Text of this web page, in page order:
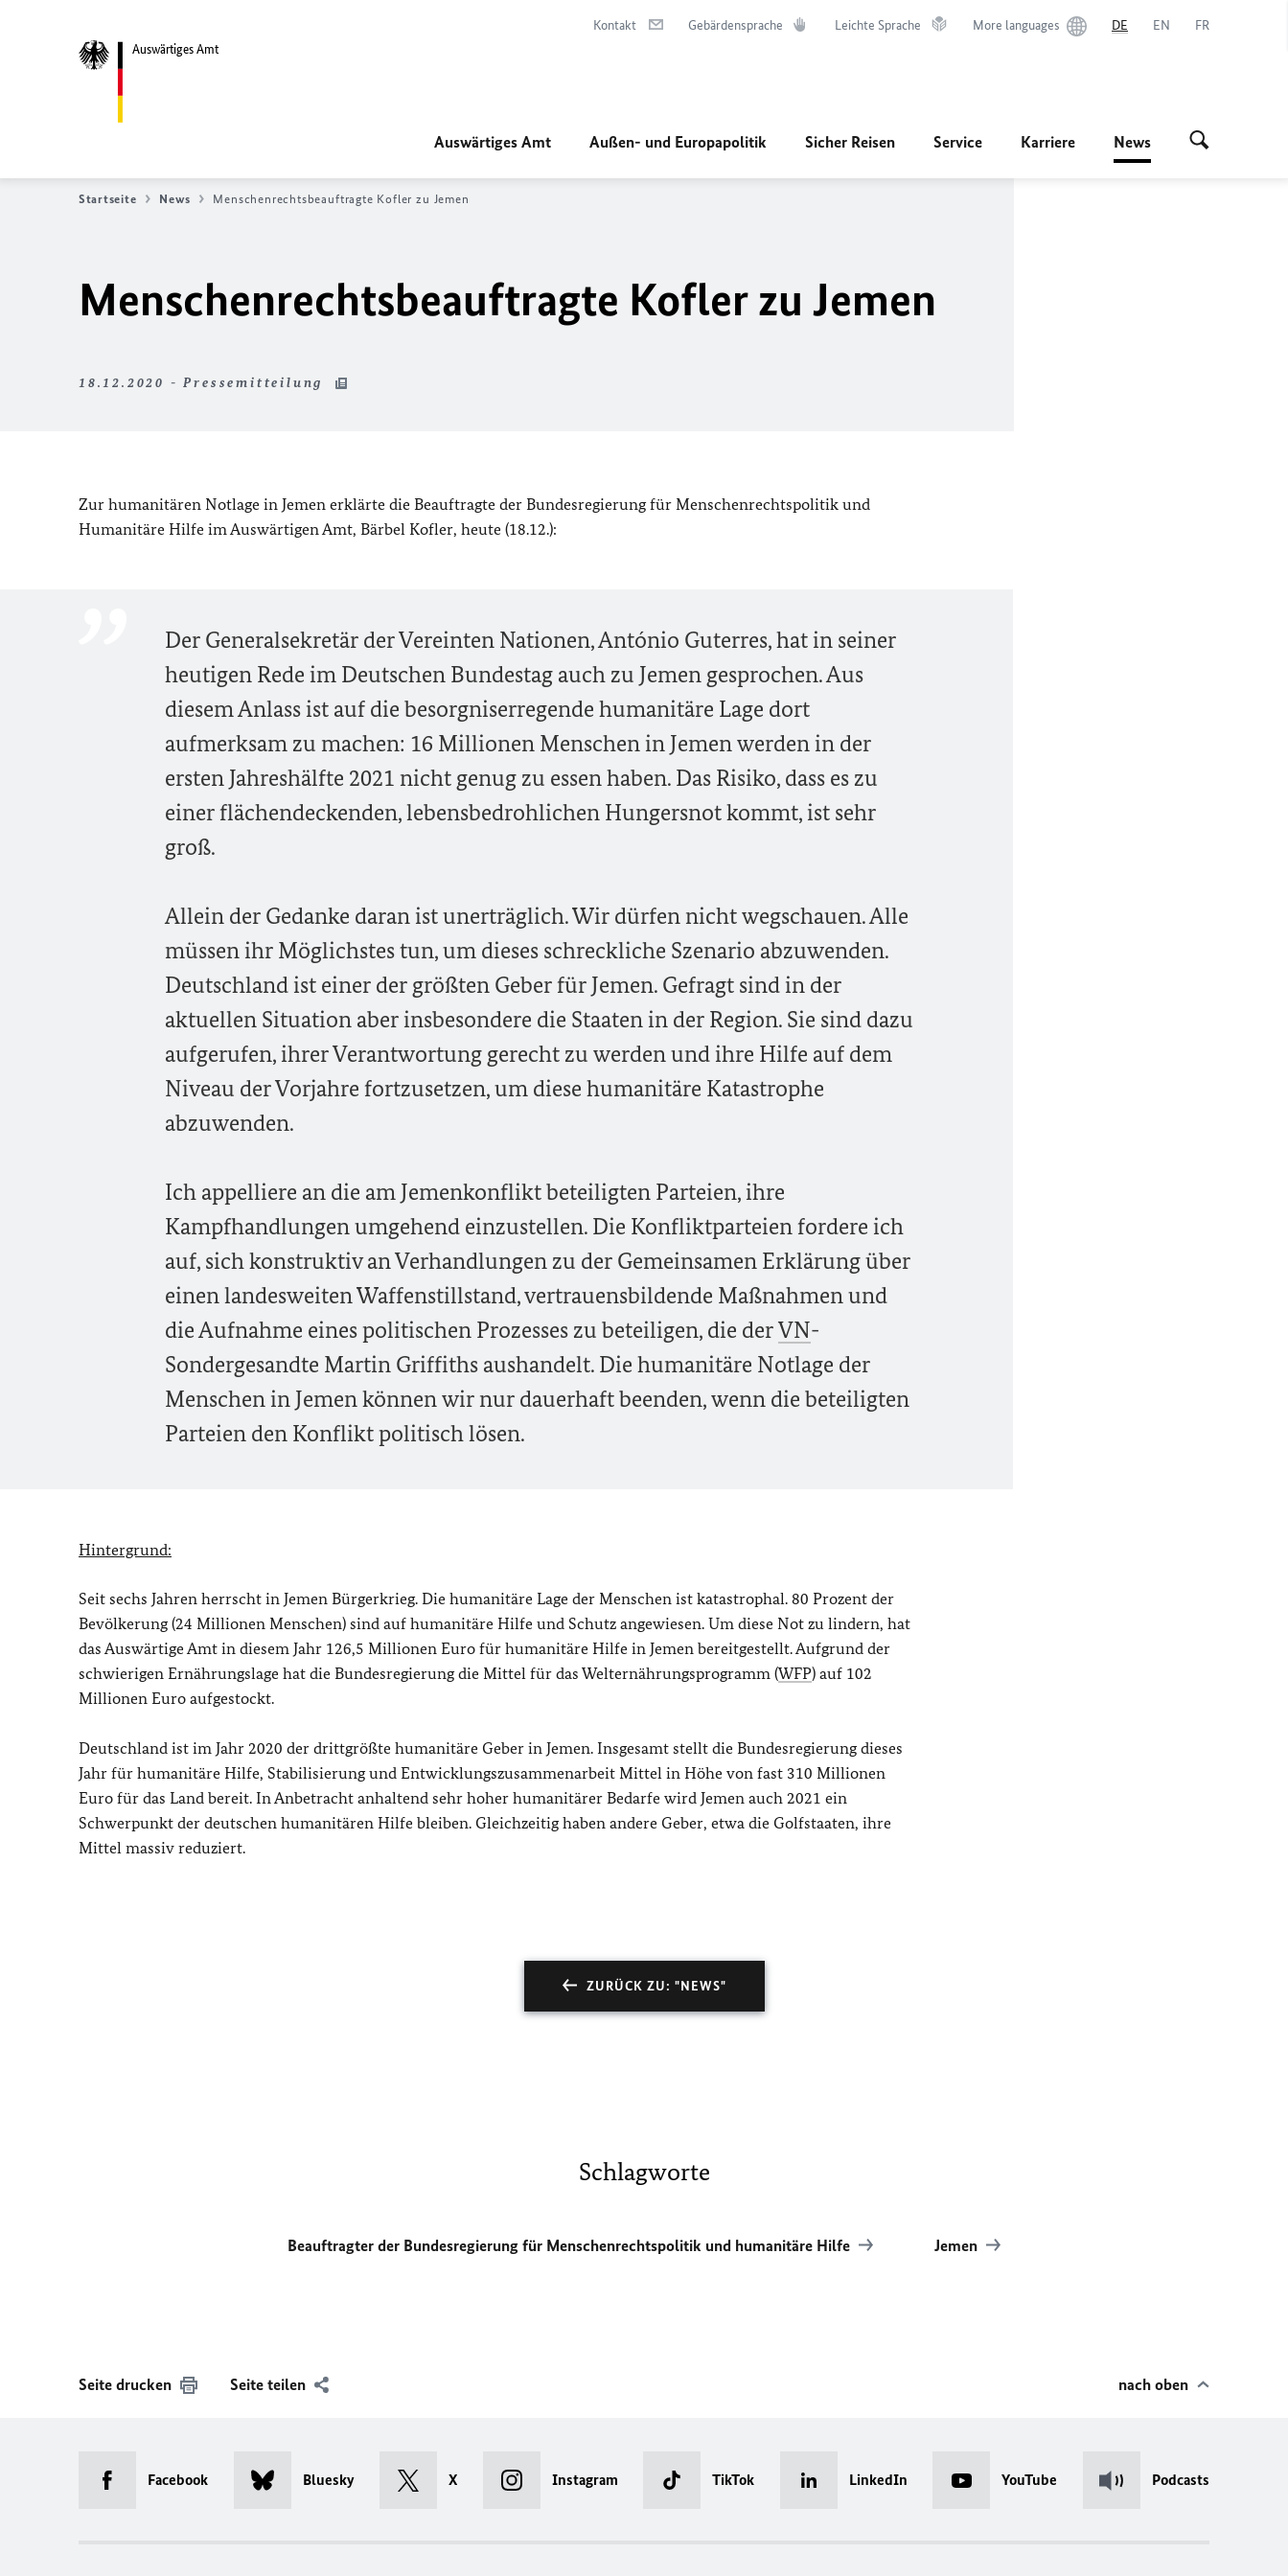
Auswärtiges Amt
Kontakt Gebärdensprache Leichte Sprache More languages DE EN FR
Auswärtiges Amt Außen- und Europapolitik Sicher Reisen Service Karriere News
Startseite News Menschenrechtsbeauftragte Kofler zu Jemen
Menschenrechtsbeauftragte Kofler zu Jemen
18.12.2020 - Pressemitteilung
Zur humanitären Notlage in Jemen erklärte die Beauftragte der Bundesregierung für Menschenrechtspolitik und
Humanitäre Hilfe im Auswärtigen Amt, Bärbel Kofler, heute (18.12.):
Der Generalsekretär der Vereinten Nationen, António Guterres, hat in seiner
heutigen Rede im Deutschen Bundestag auch zu Jemen gesprochen. Aus
diesem Anlass ist auf die besorgniserregende humanitäre Lage dort
aufmerksam zu machen: 16 Millionen Menschen in Jemen werden in der
ersten Jahreshälfte 2021 nicht genug zu essen haben. Das Risiko, dass es zu
einer flächendeckenden, lebensbedrohlichen Hungersnot kommt, ist sehr
groß.
Allein der Gedanke daran ist unerträglich. Wir dürfen nicht wegschauen. Alle
müssen ihr Möglichstes tun, um dieses schreckliche Szenario abzuwenden.
Deutschland ist einer der größten Geber für Jemen. Gefragt sind in der
aktuellen Situation aber insbesondere die Staaten in der Region. Sie sind dazu
aufgerufen, ihrer Verantwortung gerecht zu werden und ihre Hilfe auf dem
Niveau der Vorjahre fortzusetzen, um diese humanitäre Katastrophe
abzuwenden.
Ich appelliere an die am Jemenkonflikt beteiligten Parteien, ihre
Kampfhandlungen umgehend einzustellen. Die Konfliktparteien fordere ich
auf, sich konstruktiv an Verhandlungen zu der Gemeinsamen Erklärung über
einen landesweiten Waffenstillstand, vertrauensbildende Maßnahmen und
die Aufnahme eines politischen Prozesses zu beteiligen, die derVN-
Sondergesandte Martin Griffiths aushandelt. Die humanitäre Notlage der
Menschen in Jemen können wir nur dauerhaft beenden, wenn die beteiligten
Parteien den Konflikt politisch lösen.
Hintergrund:
Seit sechs Jahren herrscht in Jemen Bürgerkrieg. Die humanitäre Lage der Menschen ist katastrophal. 80 Prozent der
Bevölkerung (24 Millionen Menschen) sind auf humanitäre Hilfe und Schutz angewiesen. Um diese Not zu lindern, hat
das Auswärtige Amt in diesem Jahr 126,5 Millionen Euro für humanitäre Hilfe in Jemen bereitgestellt. Aufgrund der
schwierigen Ernährungslage hat die Bundesregierung die Mittel für das Welternährungsprogramm (WFP) auf 102
Millionen Euro aufgestockt.
Deutschland ist im Jahr 2020 der drittgrößte humanitäre Geber in Jemen. Insgesamt stellt die Bundesregierung dieses
Jahr für humanitäre Hilfe, Stabilisierung und Entwicklungszusammenarbeit Mittel in Höhe von fast 310 Millionen
Euro für das Land bereit. In Anbetracht anhaltend sehr hoher humanitärer Bedarfe wird Jemen auch 2021 ein
Schwerpunkt der deutschen humanitären Hilfe bleiben. Gleichzeitig haben andere Geber, etwa die Golfstaaten, ihre
Mittel massiv reduziert.
ZURÜCK ZU: "NEWS"
Schlagworte
Beauftragter der Bundesregierung für Menschenrechtspolitik und humanitäre Hilfe Jemen
Seite drucken Seite teilen nach oben
Facebook Bluesky X Instagram TikTok LinkedIn YouTube Podcasts